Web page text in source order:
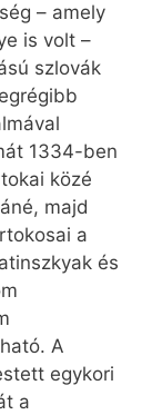
– amely
is volt –
szlovák
1334-ben
közé
majd
a
és
A
egykori
a